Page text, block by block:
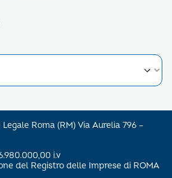
Legale Roma (RM) Via Aurelia 796 –
i.v
del Registro delle Imprese di ROMA